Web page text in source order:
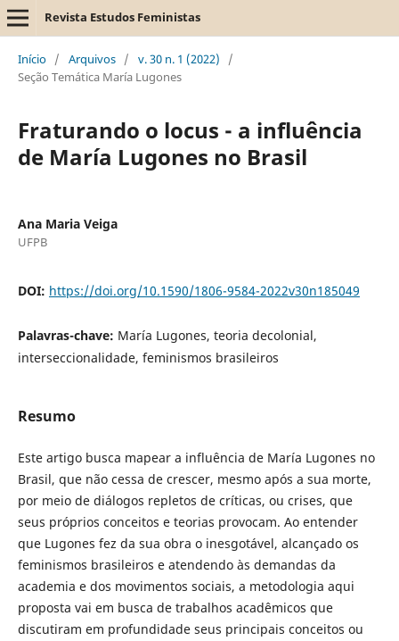
Revista Estudos Feministas
Início / Arquivos / v. 30 n. 1 (2022)
/
Seção Temática María Lugones
Fraturando o locus - a influência
de María Lugones no Brasil
Ana Maria Veiga
UFPB
DOI: https://doi.org/10.1590/1806-9584-2022v30n185049
Palavras-chave: María Lugones, teoria decolonial,
interseccionalidade, feminismos brasileiros
Resumo
Este artigo busca mapear a influência de María Lugones no
Brasil, que não cessa de crescer, mesmo após a sua morte,
por meio de diálogos repletos de críticas, ou crises, que
seus próprios conceitos e teorias provocam. Ao entender
que Lugones fez da sua obra o inesgotável, alcançado os
feminismos brasileiros e atendendo às demandas da
academia e dos movimentos sociais, a metodologia aqui
proposta vai em busca de trabalhos acadêmicos que
discutiram em profundidade seus principais conceitos ou